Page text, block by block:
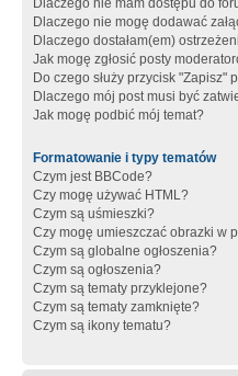
Dlaczego nie mam dostępu do
Dlaczego nie mogę dodawać
Dlaczego dostałam(em)
Jak mogę zgłosić posty
Do czego służy przycisk "Zapisz"
Dlaczego mój post musi być
Jak mogę podbić mój temat?
Formatowanie i typy tematów
Czym jest BBCode?
Czy mogę używać HTML?
Czym są uśmieszki?
Czy mogę umieszczać obrazki w
Czym są globalne ogłoszenia?
Czym są ogłoszenia?
Czym są tematy przyklejone?
Czym są tematy zamknięte?
Czym są ikony tematu?